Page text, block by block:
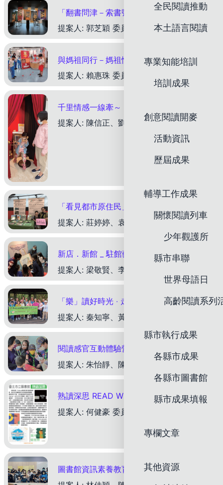
全民閱讀推動
本土語言閱讀
專業知能培訓
培訓成果
創意閱讀開麥
活動資訊
歷屆成果
輔導工作成果
關懷閱讀列車
少年觀護所
縣市串聯
世界母語日
高齡閱讀系列
縣市執行成果
各縣市成果
各縣市圖書館
縣市成果填報
專欄文章
其他資源
「翻書問津－索書號占卜」尋書展
下載成果
與媽祖同行－媽祖情 X 閱讀心
千里情感一線牽～ Listener －聽你說小劇場
下載成果
新店．新館 _ 駐館藝術家與社區學堂
「樂」讀好時光 ‧ 走出「齡」煩惱－內湖樂齡走讀活動
閱讀感官互動體驗營
下載成果
熟讀深思 READ WELL THINK WELL： 讓我們一起跳進兔子洞，進入書本的幻想世界吧！